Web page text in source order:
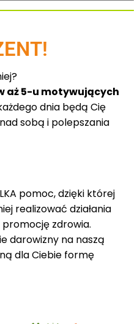
aż 5-u motywujących
dnia będą Cię
sobą i polepszania
pomoc, dzięki której
realizować działania
zdrowia.
darowizny na naszą
dla Ciebie formę